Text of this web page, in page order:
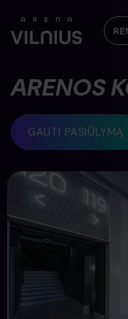
ARENOS
GAUTI PASIŪLYMĄ